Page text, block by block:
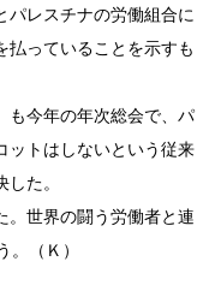
パレスチナの労働組合に
払っていることを示すも
今年の年次総会で、パ
ットはしないという従来
た。
世界の闘う労働者と連
（Ｋ）